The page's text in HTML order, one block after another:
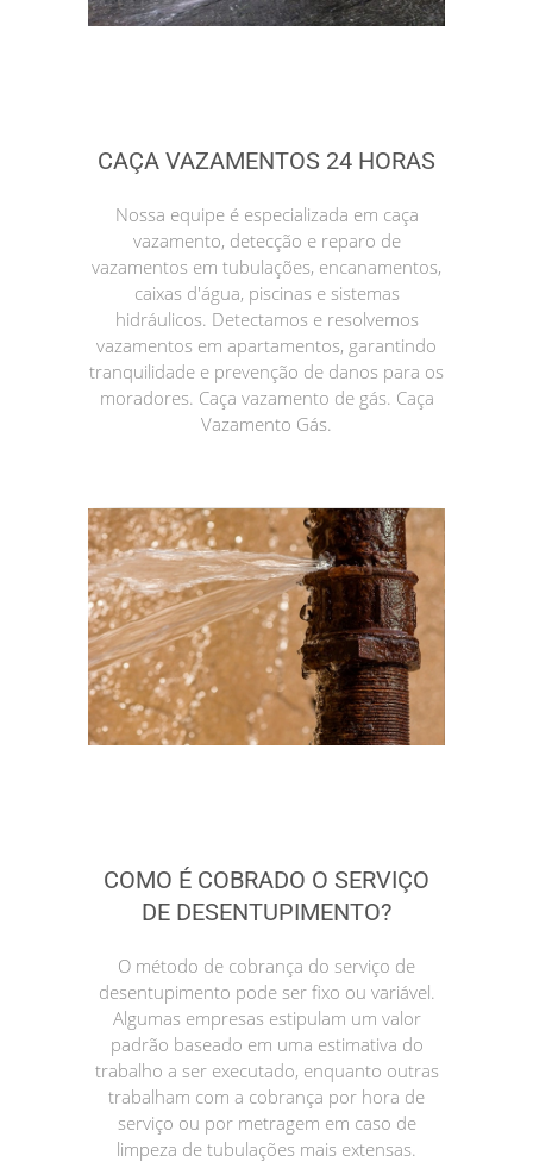
CAÇA VAZAMENTOS 24 HORAS
Nossa equipe é especializada em caça
vazamento, detecção e reparo de
vazamentos em tubulações, encanamentos,
caixas d'água, piscinas e sistemas
hidráulicos. Detectamos e resolvemos
vazamentos em apartamentos, garantindo
tranquilidade e prevenção de danos para os
moradores. Caça vazamento de gás. Caça
Vazamento Gás.
COMO É COBRADO O SERVIÇO
DE DESENTUPIMENTO?
O método de cobrança do serviço de
desentupimento pode ser fixo ou variável.
Algumas empresas estipulam um valor
padrão baseado em uma estimativa do
trabalho a ser executado, enquanto outras
trabalham com a cobrança por hora de
serviço ou por metragem em caso de
limpeza de tubulações mais extensas.